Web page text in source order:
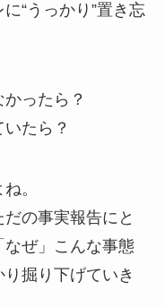
“うっかり”置き忘
ったら？
たら？
。
の事実報告にと
ぜ」こんな事態
掘り下げていき